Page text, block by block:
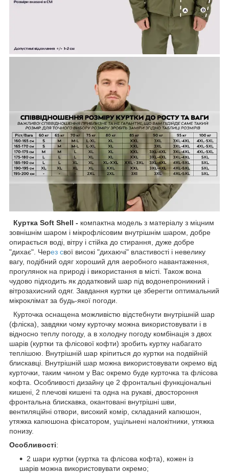
Куртка Soft Shell - компактна модель з матеріалу з міцним
зовнішнім шаром і мікрофлісовим внутрішнім шаром, добре
опирається воді, вітру і стійка до стирання, дуже добре
"дихає". Через свої високі "дихаючі" властивості і невелику
вагу, подібний одяг хороший для аеробного навантаження,
прогулянок на природі і використання в місті. Також вона
чудово підходить як додатковий шар під водонепроникний і
вітрозахисний одяг. Завдання куртки це зберегти оптимальний
мікроклімат за будь-якої погоди.
Курточка оснащена можливістю відстебнути внутрішній шар
(фліска), завдяки чому курточку можна використовувати і в
відносно теплу погоду, а в холодну погоду комбінація з двох
шарів (куртки та флісової кофти) зробить куртку набагато
теплішою. Внутрішній шар кріпиться до куртки на подвійній
блискавці. Внутрішній шар можна використовувати окремо від
курточки, таким чином у Вас окремо буде курточка та флісова
кофта. Особливості дизайну це 2 фронтальні функціональні
кишені, 2 плечові кишені та одна на рукаві, двостороння
фронтальна блискавка, окантовані внутрішні шви,
вентиляційні отвори, високий комір, складаний капюшон,
утяжка капюшона фіксатором, ущільнені налокітники, утяжка
понизу.
Особливості:
2 шари куртки (куртка та флісова кофта), кожен із
шарів можна використовувати окремо;